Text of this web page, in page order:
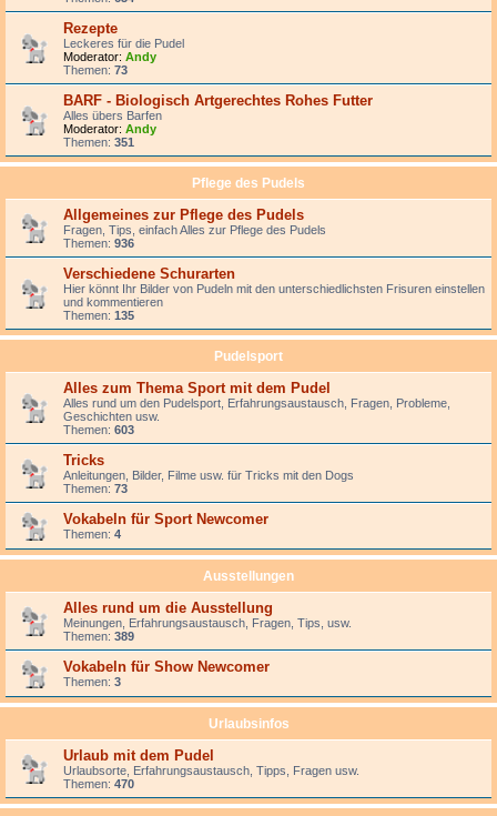
Rezepte
Leckeres für die Pudel
Moderator: Andy
Themen: 73
BARF - Biologisch Artgerechtes Rohes Futter
Alles übers Barfen
Moderator: Andy
Themen: 351
Pflege des Pudels
Allgemeines zur Pflege des Pudels
Fragen, Tips, einfach Alles zur Pflege des Pudels
Themen: 936
Verschiedene Schurarten
Hier könnt Ihr Bilder von Pudeln mit den unterschiedlichsten Frisuren einstellen
und kommentieren
Themen: 135
Pudelsport
Alles zum Thema Sport mit dem Pudel
Alles rund um den Pudelsport, Erfahrungsaustausch, Fragen, Probleme,
Geschichten usw.
Themen: 603
Tricks
Anleitungen, Bilder, Filme usw. für Tricks mit den Dogs
Themen: 73
Vokabeln für Sport Newcomer
Themen: 4
Ausstellungen
Alles rund um die Ausstellung
Meinungen, Erfahrungsaustausch, Fragen, Tips, usw.
Themen: 389
Vokabeln für Show Newcomer
Themen: 3
Urlaubsinfos
Urlaub mit dem Pudel
Urlaubsorte, Erfahrungsaustausch, Tipps, Fragen usw.
Themen: 470